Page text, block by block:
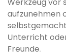
aufzunehmen
Unterricht
Freunde.